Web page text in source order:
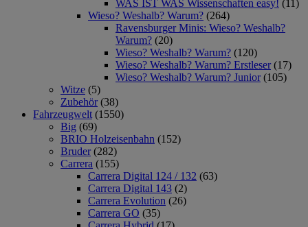
WAS IST WAS Wissenschaften easy! (11)
Wieso? Weshalb? Warum? (264)
Ravensburger Minis: Wieso? Weshalb?
Warum? (20)
Wieso? Weshalb? Warum? (120)
Wieso? Weshalb? Warum? Erstleser (17)
Wieso? Weshalb? Warum? Junior (105)
Witze (5)
Zubehör (38)
Fahrzeugwelt (1550)
Big (69)
BRIO Holzeisenbahn (152)
Bruder (282)
Carrera (155)
Carrera Digital 124 / 132 (63)
Carrera Digital 143 (2)
Carrera Evolution (26)
Carrera GO (35)